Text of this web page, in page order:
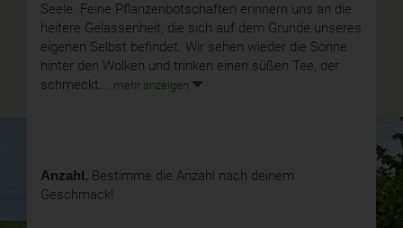
Seele. Feine Pflanzenbotschaften erinnern uns an die
heitere Gelassenheit, die sich auf dem Grunde unseres
eigenen Selbst befindet. Wir sehen wieder die Sonne
hinter den Wolken und trinken einen süßen Tee, der
schmeckt... mehr anzeigen
Anzahl. Bestimme die Anzahl nach deinem
Geschmack!